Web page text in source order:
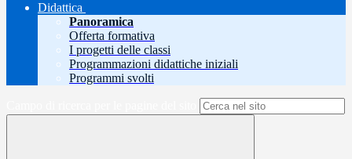
Didattica
Panoramica
Offerta formativa
I progetti delle classi
Programmazioni didattiche iniziali
Programmi svolti